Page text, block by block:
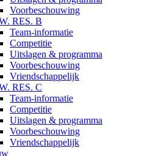
Voorbeschouwing
RES. B
Team-informatie
Competitie
Uitslagen & programma
Voorbeschouwing
Vriendschappelijk
RES. C
Team-informatie
Competitie
Uitslagen & programma
Voorbeschouwing
Vriendschappelijk